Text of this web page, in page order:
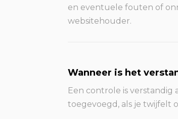
en eventuele fouten of
websitehouder.
Wanneer is het
Een controle is verstandig
toegevoegd, als je twijfelt